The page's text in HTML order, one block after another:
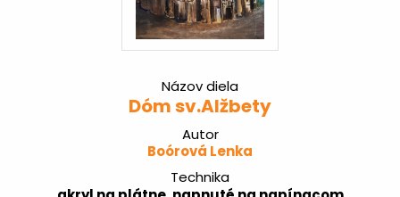
Názov diela
Dóm sv.Alžbety
Autor
Boórová Lenka
Technika